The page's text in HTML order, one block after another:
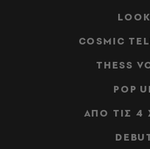
LOOK
COSMIC
THESS
POP
ΑΠΟ ΤΙΣ 4